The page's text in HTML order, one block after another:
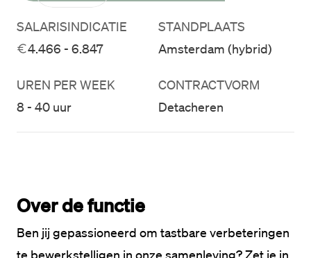
SALARISINDICATIE
4.466 - 6.847
STANDPLAATS
Amsterdam (hybrid)
UREN PER WEEK
8 - 40 uur
CONTRACTVORM
Detacheren
Over de functie
Ben jij gepassioneerd om tastbare verbeteringen
te bewerkstelligen in onze samenleving? Zet je in